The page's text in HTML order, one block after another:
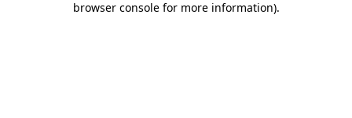
browser console for more information).